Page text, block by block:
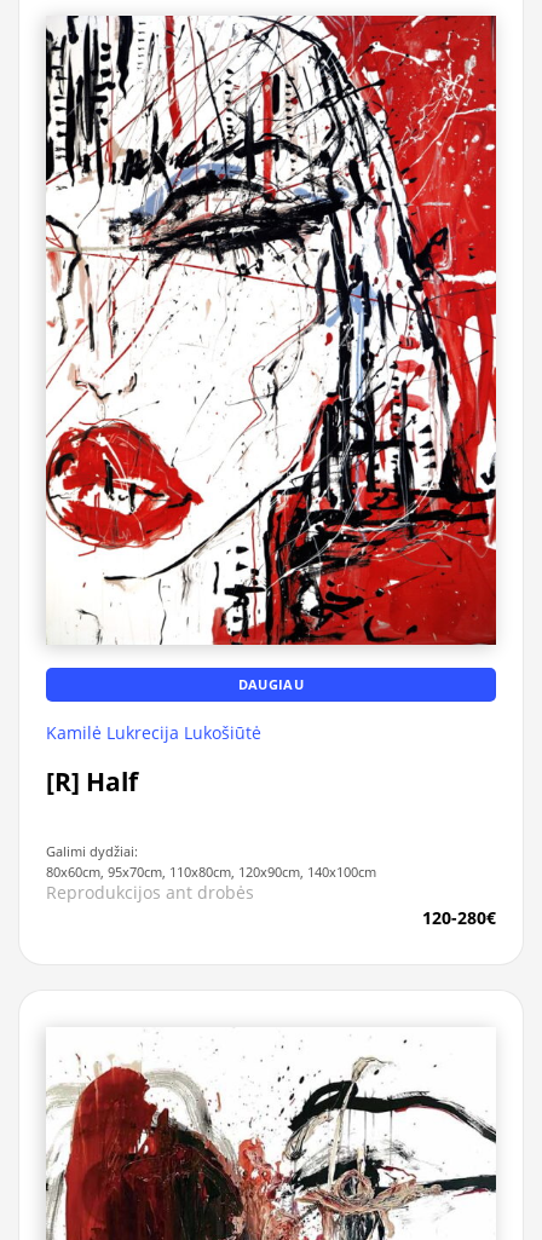
DAUGIAU
Kamilė Lukrecija Lukošiūtė
[R] Half
Galimi dydžiai:
80x60cm, 95x70cm, 110x80cm, 120x90cm, 140x100cm
Reprodukcijos ant drobės
120-280€